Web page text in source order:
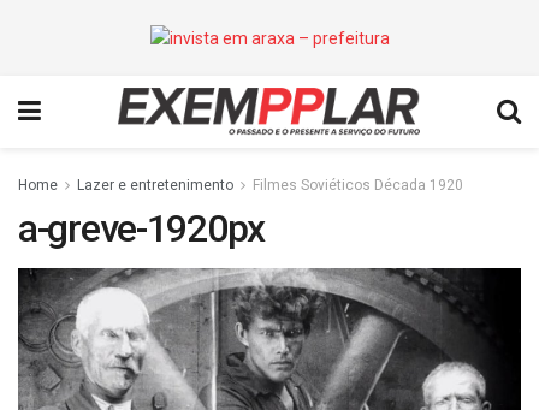
Home Lazer e entretenimento Filmes Soviéticos Década 1920
a-greve-1920px